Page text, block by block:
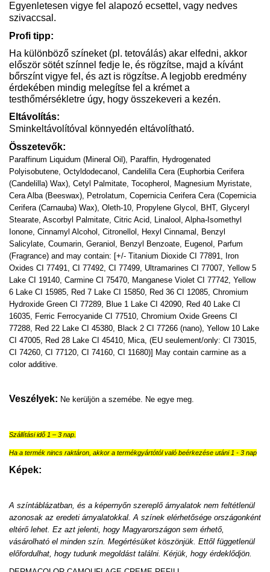
Egyenletesen vigye fel alapozó ecsettel, vagy nedves
szivaccsal.
Profi tipp:
Ha különböző színeket (pl. tetoválás) akar elfedni, akkor
először sötét színnel fedje le, és rögzítse, majd a kívánt
bőrszínt vigye fel, és azt is rögzítse. A legjobb eredmény
érdekében mindig melegítse fel a krémet a
testhőmérsékletre úgy, hogy összekeveri a kezén.
Eltávolítás:
Sminkeltávolítóval könnyedén eltávolítható.
Összetevők:
Paraffinum Liquidum (Mineral Oil), Paraffin, Hydrogenated
Polyisobutene, Octyldodecanol, Candelilla Cera (Euphorbia Cerifera
(Candelilla) Wax), Cetyl Palmitate, Tocopherol, Magnesium Myristate,
Cera Alba (Beeswax), Petrolatum, Copernicia Cerifera Cera (Copernicia
Cerifera (Carnauba) Wax), Oleth-10, Propylene Glycol, BHT, Glyceryl
Stearate, Ascorbyl Palmitate, Citric Acid, Linalool, Alpha-Isomethyl
Ionone, Cinnamyl Alcohol, Citronellol, Hexyl Cinnamal, Benzyl
Salicylate, Coumarin, Geraniol, Benzyl Benzoate, Eugenol, Parfum
(Fragrance) and may contain: [+/- Titanium Dioxide CI 77891, Iron
Oxides CI 77491, CI 77492, CI 77499, Ultramarines CI 77007, Yellow 5
Lake CI 19140, Carmine CI 75470, Manganese Violet CI 77742, Yellow
6 Lake CI 15985, Red 7 Lake CI 15850, Red 36 CI 12085, Chromium
Hydroxide Green CI 77289, Blue 1 Lake CI 42090, Red 40 Lake CI
16035, Ferric Ferrocyanide CI 77510, Chromium Oxide Greens CI
77288, Red 22 Lake CI 45380, Black 2 CI 77266 (nano), Yellow 10 Lake
CI 47005, Red 28 Lake CI 45410, Mica, (EU seulement/only: CI 73015,
CI 74260, CI 77120, CI 74160, CI 11680)] May contain carmine as a
color additive.
Veszélyek: Ne kerüljön a szemébe. Ne egye meg.
Szállítási idő 1 – 3 nap.
Ha a termék nincs raktáron, akkor a termékgyártótól való beérkezése utáni 1 - 3 nap
Képek:
A színtáblázatban, és a képernyőn szereplő árnyalatok nem feltétlenül
azonosak az eredeti árnyalatokkal. A színek elérhetősége országonként
eltérő lehet. Ez azt jelenti, hogy Magyarországon sem érhető,
vásárolható el minden szín. Megértésüket köszönjük. Ettől függetlenül
előfordulhat, hogy tudunk megoldást találni. Kérjük, hogy érdeklődjön.